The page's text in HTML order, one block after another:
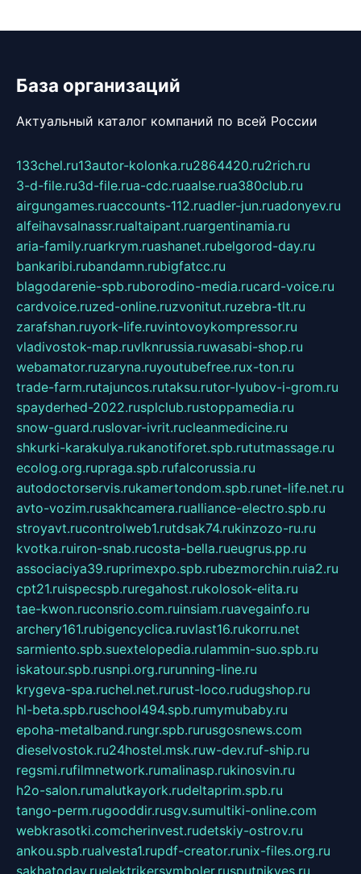
База организаций
Актуальный каталог компаний по всей России
133chel.ru13autor-kolonka.ru2864420.ru2rich.ru
3-d-file.ru3d-file.rua-cdc.ruaalse.rua380club.ru
airgungames.ruaccounts-112.ruadler-jun.ruadonyev.ru
alfeihavsalnassr.rualtaipant.ruargentinamia.ru
aria-family.ruarkrym.ruashanet.rubelgorod-day.ru
bankaribi.rubandamn.rubigfatcc.ru
blagodarenie-spb.ruborodino-media.rucard-voice.ru
cardvoice.ruzed-online.ruzvonitut.ruzebra-tlt.ru
zarafshan.ruyork-life.ruvintovoykompressor.ru
vladivostok-map.ruvlknrussia.ruwasabi-shop.ru
webamator.ruzaryna.ruyoutubefree.rux-ton.ru
trade-farm.rutajuncos.rutaksu.rutor-lyubov-i-grom.ru
spayderhed-2022.rusplclub.rustoppamedia.ru
snow-guard.ruslovar-ivrit.rucleanmedicine.ru
shkurki-karakulya.rukanotiforet.spb.rututmassage.ru
ecolog.org.rupraga.spb.rufalcorussia.ru
autodoctorservis.rukamertondom.spb.runet-life.net.ru
avto-vozim.rusakhcamera.rualliance-electro.spb.ru
stroyavt.rucontrolweb1.rutdsak74.rukinzozo-ru.ru
kvotka.ruiron-snab.rucosta-bella.rueugrus.pp.ru
associaciya39.ruprimexpo.spb.rubezmorchin.ruia2.ru
cpt21.ruispecspb.ruregahost.rukolosok-elita.ru
tae-kwon.ruconsrio.com.ruinsiam.ruavegainfo.ru
archery161.rubigencyclica.ruvlast16.rukorru.net
sarmiento.spb.suextelopedia.rulammin-suo.spb.ru
iskatour.spb.rusnpi.org.rurunning-line.ru
krygeva-spa.ruchel.net.rurust-loco.rudugshop.ru
hl-beta.spb.ruschool494.spb.rumymubaby.ru
epoha-metalband.rungr.spb.rurusgosnews.com
dieselvostok.ru24hostel.msk.ruw-dev.ruf-ship.ru
regsmi.rufilmnetwork.rumalinasp.rukinosvin.ru
h2o-salon.rumalutkayork.rudeltaprim.spb.ru
tango-perm.rugooddir.rusgv.sumultiki-online.com
webkrasotki.comcherinvest.rudetskiy-ostrov.ru
ankou.spb.rualvesta1.rupdf-creator.runix-files.org.ru
sakhatoday.ruelektrikersymboler.rusputnikyes.ru